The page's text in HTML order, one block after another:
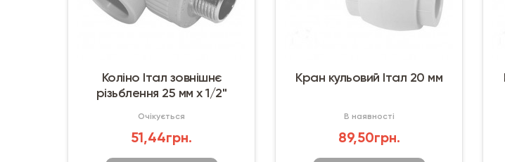
Коліно Італ зовнішнє
різьблення 25 мм х 1/2"
Очікується
51,44грн.
Кран кульовий Італ 20 мм
В наявності
89,50грн.